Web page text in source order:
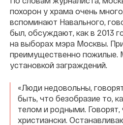
похорон у храма очень
вспоминают Навального,
был, обсуждают, как в 2013
на выборах мэра Москвы.
преимущественно пожилые.
установкой заграждений.
«Люди недовольны,
быть, что безобразие то,
телом и родными. Говорят,
христиански.